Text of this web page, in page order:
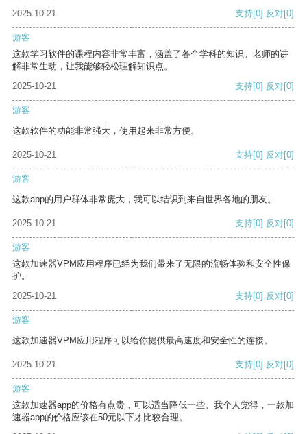
2025-10-21
支持[0] 反对[0]
游客
这款学习软件的课程内容非常丰富，涵盖了各个学科的知识。老师的讲
解非常生动，让我能够轻松理解知识点。
2025-10-21
支持[0] 反对[0]
游客
这款软件的功能非常强大，使用起来非常方便。
2025-10-21 支持[0] 反对[0]
游客
这款app的用户群体非常庞大，我可以结识到来自世界各地的朋友。
2025-10-21 支持[0] 反对[0]
游客
这款加速器VPM应用程序已经为我们带来了无限的流畅体验和安全性保
护。
2025-10-21
支持[0] 反对[0]
游客
这款加速器VPM应用程序可以给你提供最高速度和安全性的连接。
2025-10-21 支持[0] 反对[0]
游客
这款加速器app的价格有点贵，可以适当降低一些。我个人觉得，一款加
速器app的价格应该在50元以下才比较合理。